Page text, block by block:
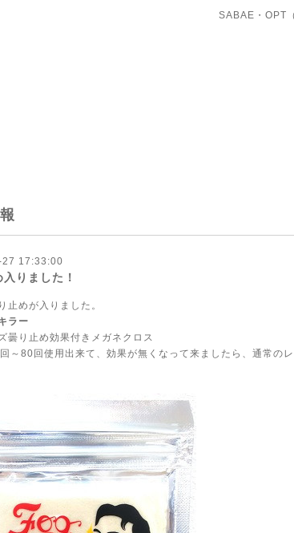
SABAE・OPT
17:33:00
りました！
止めが入りました。
ラー
り止め効果付きメガネクロス
80回使用出来て、効果が無くなって来ましたら、通常のレ